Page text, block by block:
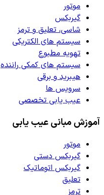
موتور
گیربکس
شاسی، تعلیق و ترمز
سیستم های الکتریکی
تهویه مطبوع
سیستم های کمکی راننده
هیبرید و برقی
سرویس ها
عیب یابی تخصصی
آموزش مبانی عیب یابی
موتور
گیربکس دستی
گیربکس اتوماتیک
تعلیق
ترمز